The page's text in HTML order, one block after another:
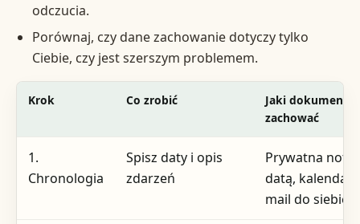
odczucia.
Porównaj, czy dane zachowanie dotyczy tylko
Ciebie, czy jest szerszym problemem.
Krok Co zrobić
Jaki dokument
zachować
1.
Chronologia
Spisz daty i opis
zdarzeń
Prywatna
datą,
mail do siebie